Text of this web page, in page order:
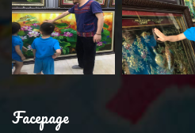
Facepage